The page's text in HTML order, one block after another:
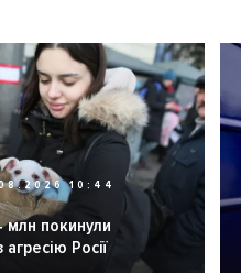
10:44
млн покинули
Росії